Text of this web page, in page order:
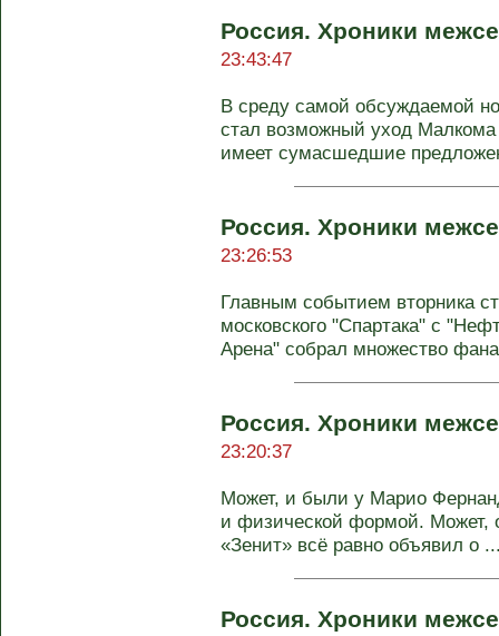
Россия. Хроники
23:43:47
В среду самой обсуждаемой
стал возможный уход
имеет сумасшедшие
Россия. Хроники
23:26:53
Главным событием вторника
московского "Спартака" с
Арена" собрал множество
Россия. Хроники
23:20:37
Может, и были у Марио
и физической формой. Может,
«Зенит» всё равно объявил о
Россия. Хроники